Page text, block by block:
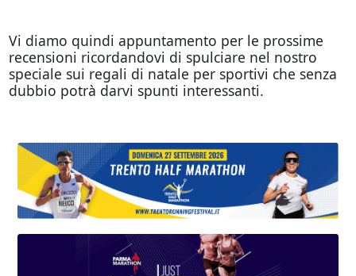
Vi diamo quindi appuntamento per le prossime
recensioni ricordandovi di spulciare nel nostro
speciale sui regali di natale per sportivi che senza
dubbio potrà darvi spunti interessanti.